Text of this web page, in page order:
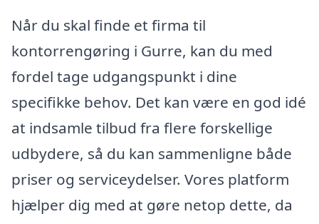
Når du skal finde et firma til
kontorrengøring i Gurre, kan du med
fordel tage udgangspunkt i dine
specifikke behov. Det kan være en god idé
at indsamle tilbud fra flere forskellige
udbydere, så du kan sammenligne både
priser og serviceydelser. Vores platform
hjælper dig med at gøre netop dette, da